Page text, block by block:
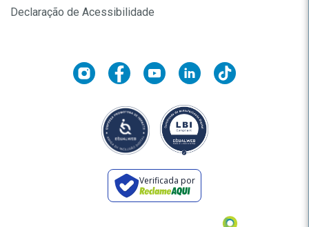
Declaração de Acessibilidade
Verificada por